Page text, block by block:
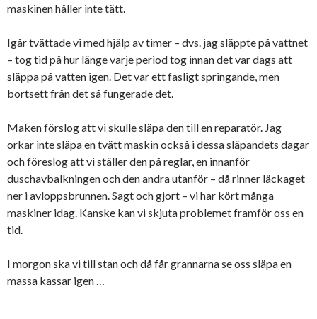
maskinen håller inte tätt.
Igår tvättade vi med hjälp av timer – dvs. jag släppte på vattnet
– tog tid på hur länge varje period tog innan det var dags att
släppa på vatten igen. Det var ett fasligt springande, men
bortsett från det så fungerade det.
Maken förslog att vi skulle släpa den till en reparatör. Jag
orkar inte släpa en tvätt maskin också i dessa släpandets dagar
och föreslog att vi ställer den på reglar, en innanför
duschavbalkningen och den andra utanför – då rinner läckaget
ner i avloppsbrunnen. Sagt och gjort – vi har kört många
maskiner idag. Kanske kan vi skjuta problemet framför oss en
tid.
I morgon ska vi till stan och då får grannarna se oss släpa en
massa kassar igen …